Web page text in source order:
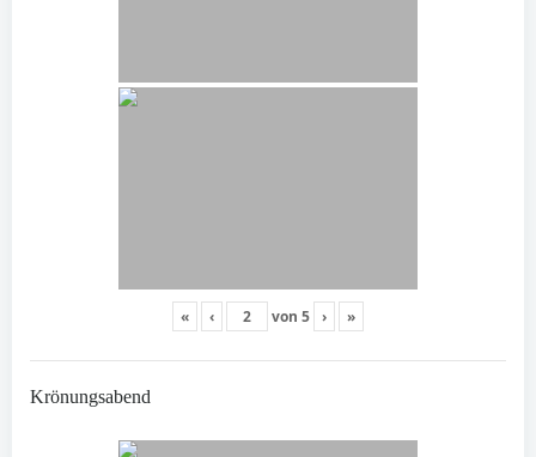
« ‹ von 5 › »
Krönungsabend